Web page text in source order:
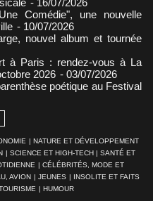
- 16/07/2026
Comédie", une nouvelle
- 10/07/2026
nouvel album et tournée
à Paris : rendez-vous à La
2026 - 03/07/2026
poétique au Festival
| NATURE ET DÉVELOPPEMENT
| SCIENCE ET HIGH-TECH | SANTÉ ET
| CÉLÉBRITÉS, MODE ET
AVION | JEUNES | INSOLITE ET FAITS
| HUMOUR